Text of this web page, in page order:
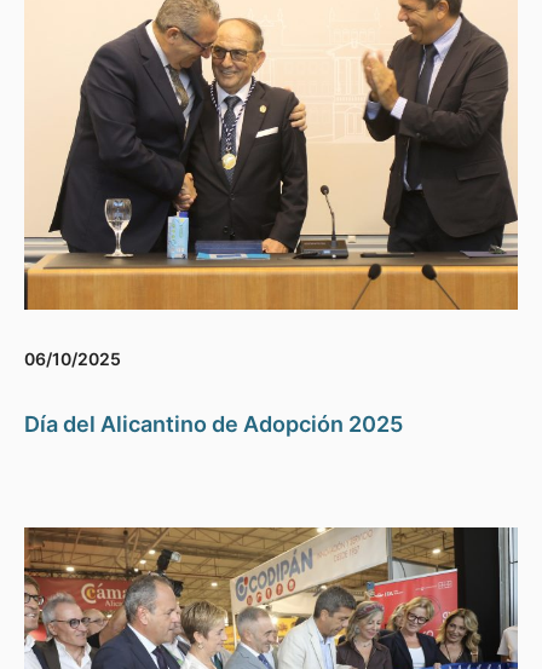
06/10/2025
Día del Alicantino de Adopción 2025